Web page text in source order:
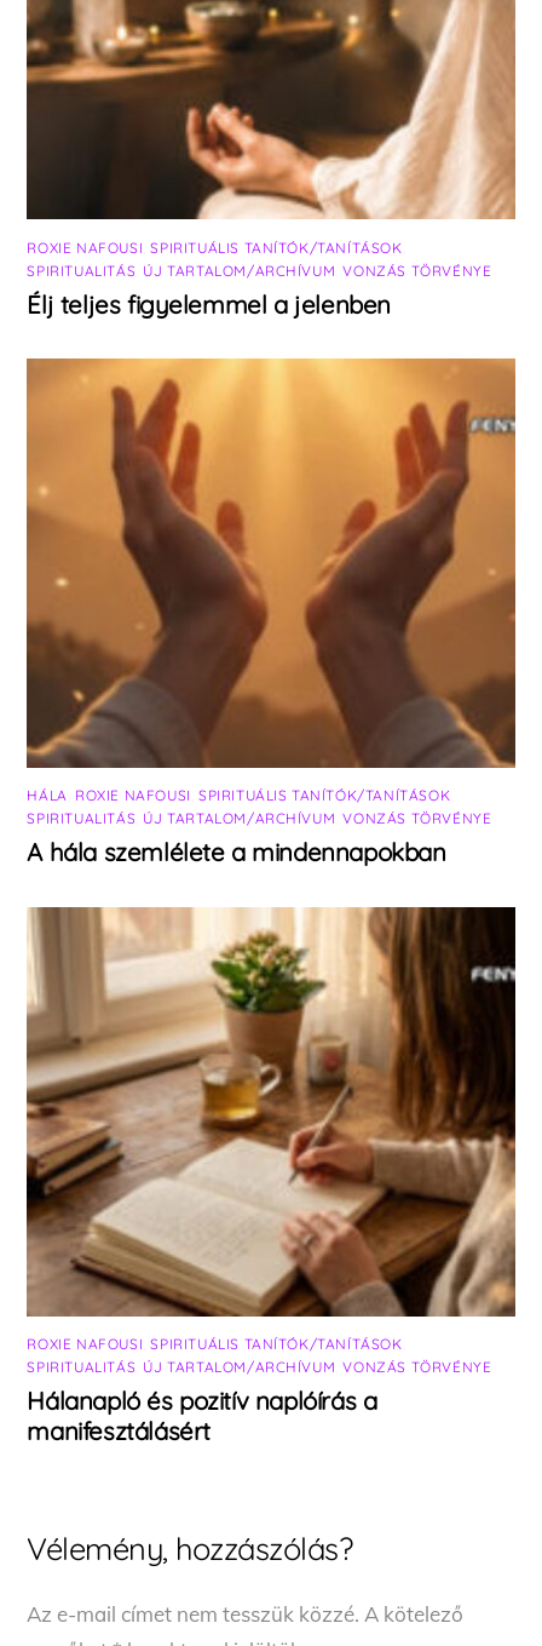
ROXIE NAFOUSI ,SPIRITUÁLIS TANÍTÓK/TANÍTÁSOK
SPIRITUALITÁS ÚJ TARTALOM/ARCHÍVUM ,VONZÁS TÖRVÉNYE
Élj teljes figyelemmel a jelenben
HÁLA ROXIE NAFOUSI SPIRITUÁLIS TANÍTÓK/TANÍTÁSOK
SPIRITUALITÁS ÚJ TARTALOM/ARCHÍVUM ,VONZÁS TÖRVÉNYE
A hála szemlélete a mindennapokban
ROXIE NAFOUSI ,SPIRITUÁLIS TANÍTÓK/TANÍTÁSOK
SPIRITUALITÁS ÚJ TARTALOM/ARCHÍVUM ,VONZÁS TÖRVÉNYE
Hálanapló és pozitív naplóírás a
manifesztálásért
Vélemény, hozzászólás?
Az e-mail címet nem tesszük közzé. A kötelező